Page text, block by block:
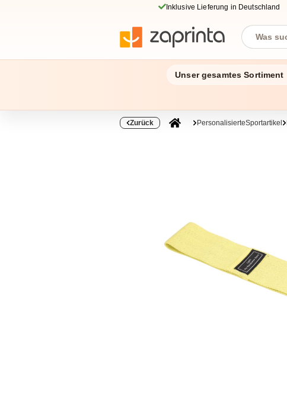
Inklusive Lieferung in Deutschland
Unser gesamtes Sortiment
Zurück PersonalisierteSportartikel